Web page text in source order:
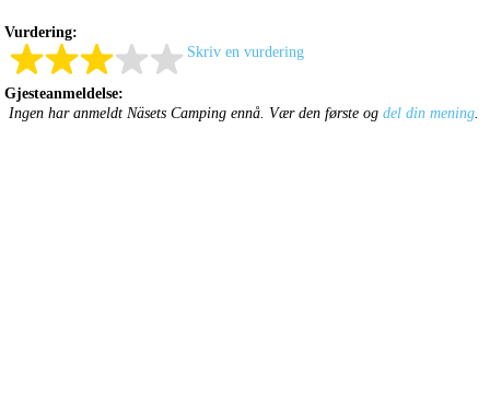
Vurdering:
Skriv en vurdering
Gjesteanmeldelse:
Ingen har anmeldt Näsets Camping ennå. Vær den første og del din mening.